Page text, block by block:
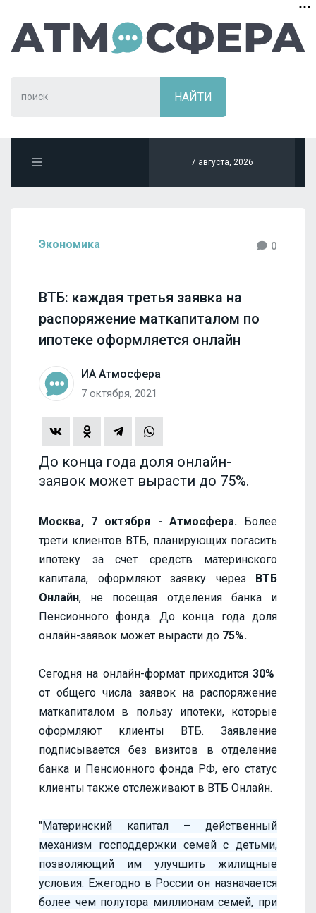
7 августа, 2026
Экономика 0
ВТБ: каждая третья заявка на
распоряжение маткапиталом по
ипотеке оформляется онлайн
ИА Атмосфера
7 октября, 2021
До конца года доля онлайн-
заявок может вырасти до 75%.
Москва, 7 октября - Атмосфера. Более
трети клиентов ВТБ, планирующих погасить
ипотеку за счет средств материнского
капитала, оформляют заявку через ВТБ
Онлайн, не посещая отделения банка и
Пенсионного фонда. До конца года доля
онлайн-заявок может вырасти до 75%.
Сегодня на онлайн-формат приходится 30%
от общего числа заявок на распоряжение
маткапиталом в пользу ипотеки, которые
оформляют клиенты ВТБ. Заявление
подписывается без визитов в отделение
банка и Пенсионного фонда РФ, его статус
клиенты также отслеживают в ВТБ Онлайн.
"Материнский капитал – действенный
механизм господдержки семей с детьми,
позволяющий им улучшить жилищные
условия. Ежегодно в России он назначается
более чем полутора миллионам семей, при